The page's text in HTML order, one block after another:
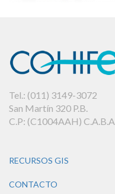
Tel.: (011) 3149-3072
San Martín 320 P.B.
C.P: (C1004AAH) C.A.B.A
RECURSOS GIS
CONTACTO